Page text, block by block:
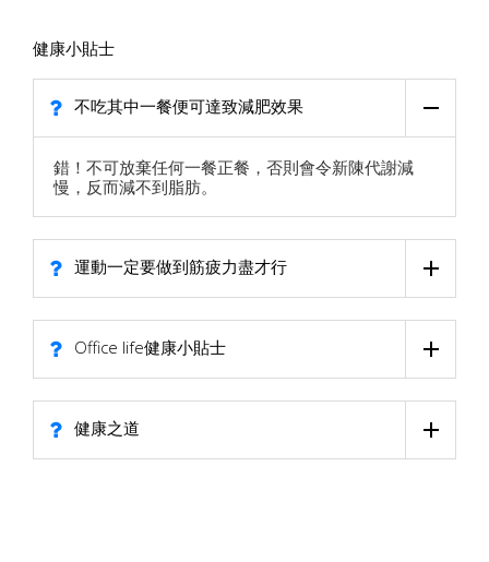
健康小貼士
不吃其中一餐便可達致減肥效果
錯！不可放棄任何一餐正餐，否則會令新陳代謝減
慢，反而減不到脂肪。
運動一定要做到筋疲力盡才行
Office life健康小貼士
健康之道